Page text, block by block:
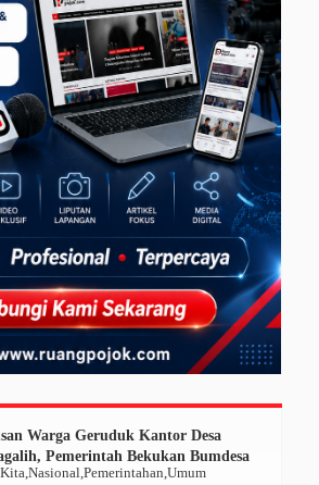
Kita Nasional Pemerintahan Umum
Warga Geruduk Kantor Desa
Pemerintah Bekukan Bumdesa